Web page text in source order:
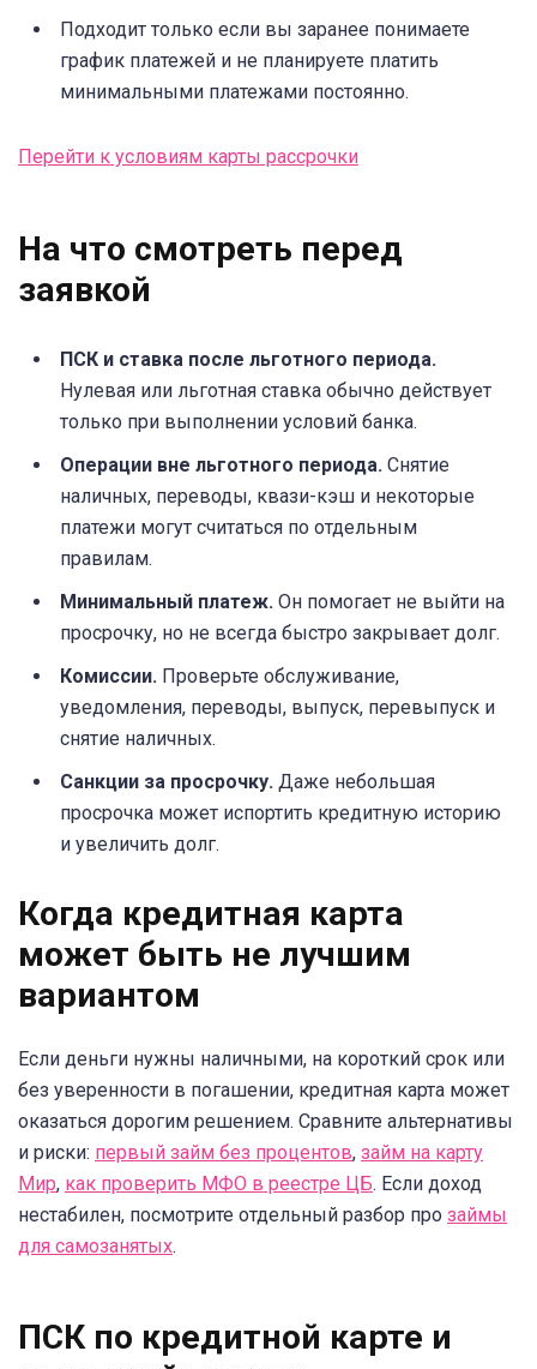
Подходит только если вы заранее понимаете
график платежей и не планируете платить
минимальными платежами постоянно.
Перейти к условиям карты рассрочки
На что смотреть перед
заявкой
ПСК и ставка после льготного периода.
Нулевая или льготная ставка обычно действует
только при выполнении условий банка.
Операции вне льготного периода. Снятие
наличных, переводы, квази-кэш и некоторые
платежи могут считаться по отдельным
правилам.
Минимальный платеж. Он помогает не выйти на
просрочку, но не всегда быстро закрывает долг.
Комиссии. Проверьте обслуживание,
уведомления, переводы, выпуск, перевыпуск и
снятие наличных.
Санкции за просрочку. Даже небольшая
просрочка может испортить кредитную историю
и увеличить долг.
Когда кредитная карта
может быть не лучшим
вариантом
Если деньги нужны наличными, на короткий срок или
без уверенности в погашении, кредитная карта может
оказаться дорогим решением. Сравните альтернативы
и риски: первый займ без процентов, займ на карту
Мир, как проверить МФО в реестре ЦБ. Если доход
нестабилен, посмотрите отдельный разбор про займы
для самозанятых.
ПСК по кредитной карте и